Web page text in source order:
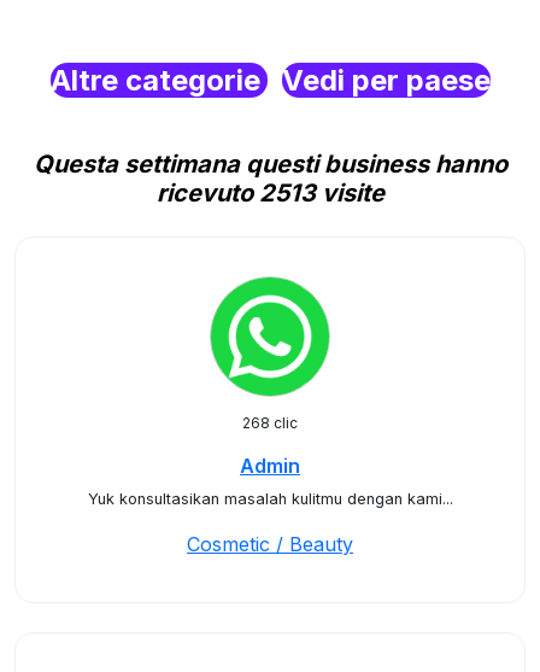
Altre categorie Vedi per paese
Questa settimana questi business hanno
ricevuto 2513 visite
268 clic
Admin
Yuk konsultasikan masalah kulitmu dengan kami...
Cosmetic / Beauty